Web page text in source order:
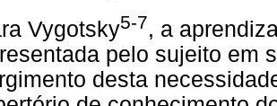
Vygotsky5-7, a
pelo sujeito em
desta